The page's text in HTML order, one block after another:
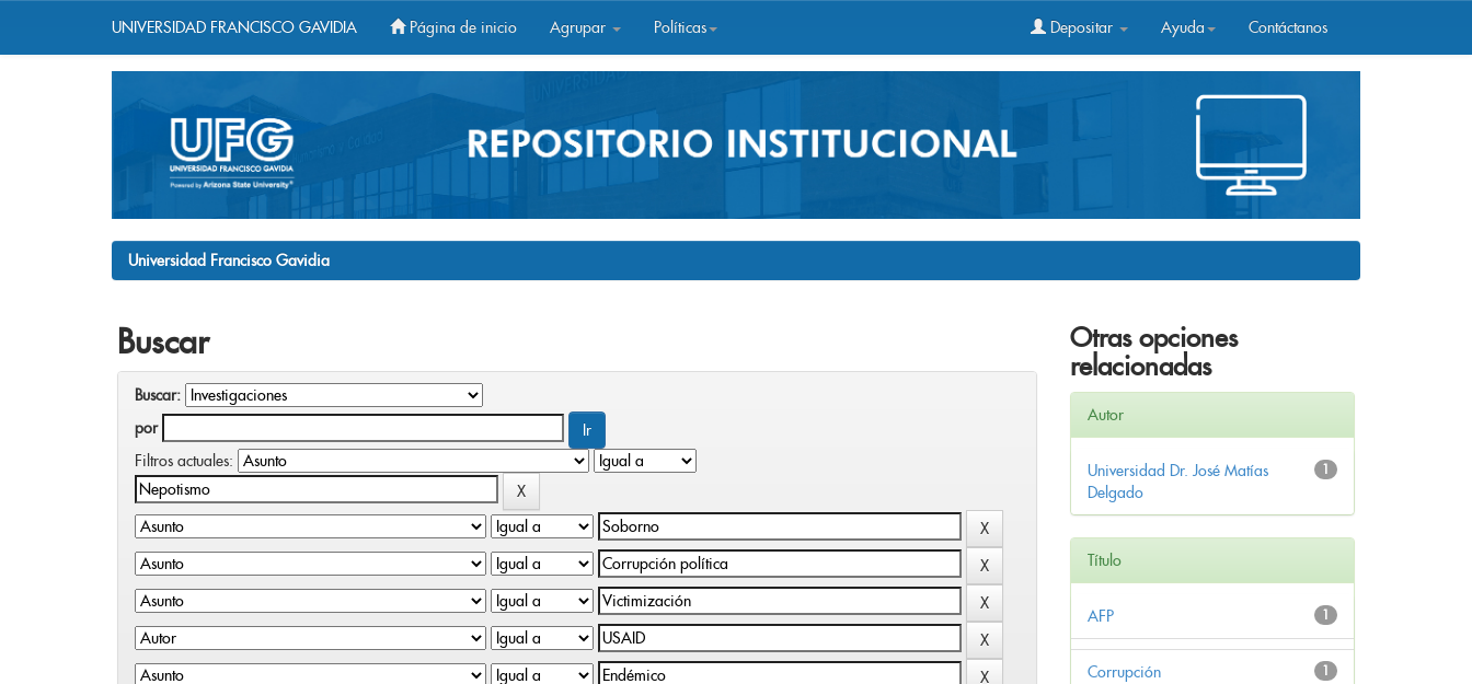
UNIVERSIDAD FRANCISCO GAVIDIA Página de inicio Agrupar Políticas Depositar Ayuda Contáctanos
Universidad Francisco Gavidia
Buscar
Buscar:
por
Filtros actuales:
Otras opciones
relacionadas
Autor
1
Universidad Dr. José Matías
Delgado
Título
1
AFP
1
Corrupción